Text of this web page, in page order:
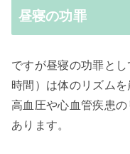
昼寝の功罪
ですが昼寝の功罪と
時間）は体のリズムを
高血圧や心血管疾患
あります。